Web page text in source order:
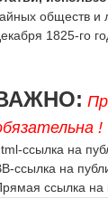
обществ и
1825-го
!
ссылка на
ссылка на
ссылка на